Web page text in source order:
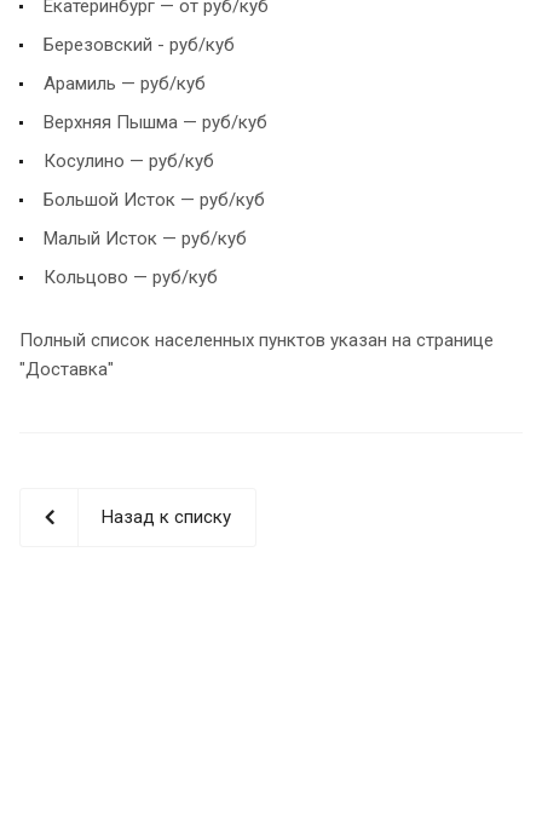
Екатеринбург — от руб/куб
Березовский - руб/куб
Арамиль — руб/куб
Верхняя Пышма — руб/куб
Косулино — руб/куб
Большой Исток — руб/куб
Малый Исток — руб/куб
Кольцово — руб/куб
Полный список населенных пунктов указан на странице
"Доставка"
Назад к списку